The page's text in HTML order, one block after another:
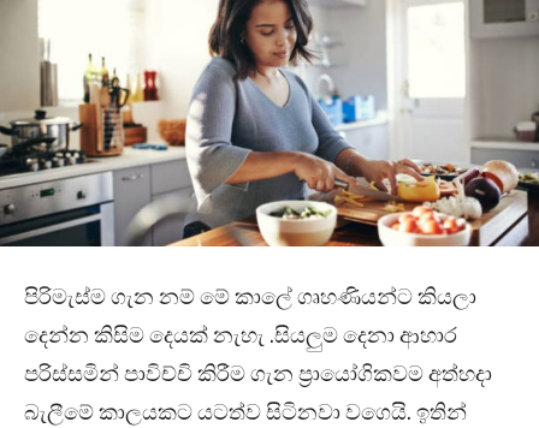
පිරිමැස්ම ගැන නම් මේ කාලේ ගෘහණියන්ට කියලා
දෙන්න කිසිම දෙයක් නැහැ .සියලුම දෙනා ආහාර
පරිස්සමින් පාවිච්චි කිරීම ගැන ප්‍රායෝගිකවම අත්හදා
බැලීමේ කාලයකට යටත්ව සිටිනවා වගෙයි. ඉතින්